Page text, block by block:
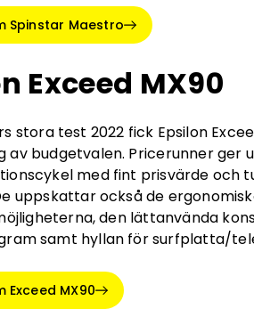
Spinstar Maestro
Exceed MX90
stora test 2022 fick Epsilon
av budgetvalen. Pricerunner ger
med fint prisvärde och
uppskattar också de
den lättanvända
samt hyllan för surfplatta/
Exceed MX90